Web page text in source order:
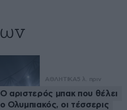
ΑΘΛΗΤΙΚΑ5 λ. πριν
Ο αριστερός μπακ που θέλει
ο Ολυμπιακός, οι τέσσερις